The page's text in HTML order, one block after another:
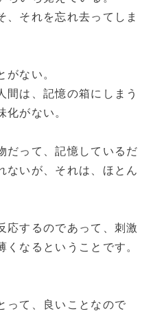
、それを忘れ去ってしま
ない。
間は、記憶の箱にしまう
がない。
だって、記憶しているだ
ないが、それは、ほとん
応するのであって、刺激
なるということです。
って、良いことなので